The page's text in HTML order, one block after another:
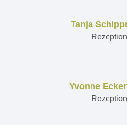
Tanja
Rezeption
Yvonne
Rezeption